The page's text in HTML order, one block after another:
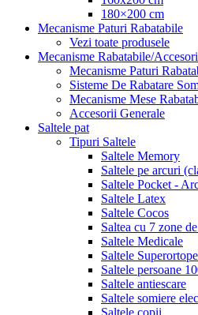
180×200 cm
Mecanisme Paturi Rabatabile
Vezi toate produsele
Mecanisme Rabatabile/
Mecanisme Paturi
Sisteme De Rabatare
Mecanisme Mese
Accesorii Generale
Saltele pat
Tipuri Saltele
Saltele Memory
Saltele pe arcuri
Saltele Pocket -
Saltele Latex
Saltele Cocos
Saltea cu 7 zone
Saltele Medicale
Saltele
Saltele persoane
Saltele antiescare
Saltele somiere
Saltele copii